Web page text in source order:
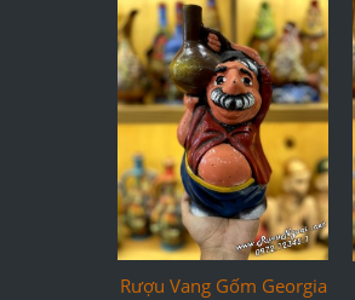
Rượu Vang Gốm Georgia